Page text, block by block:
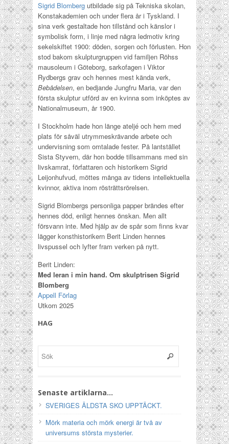
Sigrid Blomberg utbildade sig på Tekniska skolan,
Konstakademien och under flera år i Tyskland. I
sina verk gestaltade hon tillstånd och känslor i
symbolisk form, i linje med några ledmotiv kring
sekelskiftet 1900: döden, sorgen och förlusten. Hon
stod bakom skulpturgruppen vid familjen Röhss
mausoleum i Göteborg, sarkofagen i Viktor
Rydbergs grav och hennes mest kända verk,
Bebådelsen, en bedjande Jungfru Maria, var den
första skulptur utförd av en kvinna som inköptes av
Nationalmuseum, år 1900.
I Stockholm hade hon länge ateljé och hem med
plats för såväl utrymmeskrävande arbete och
undervisning som omtalade fester. På lantstället
Sista Styvern, där hon bodde tillsammans med sin
livskamrat, författaren och historikern Sigrid
Leijonhufvud, möttes många av tidens intellektuella
kvinnor, aktiva inom rösträttsrörelsen.
Sigrid Blombergs personliga papper brändes efter
hennes död, enligt hennes önskan. Men allt
försvann inte. Med hjälp av de spår som finns kvar
lägger konsthistorikern Berit Linden hennes
livspussel och lyfter fram verken på nytt.
Berit Linden:
Med leran i min hand. Om skulptrisen Sigrid
Blomberg
Appell Förlag
Utkom 2025
HAG
Senaste artiklarna…
SVERIGES ÄLDSTA SKO UPPTÄCKT.
Mörk materia och mörk energi är två av
universums största mysterier.